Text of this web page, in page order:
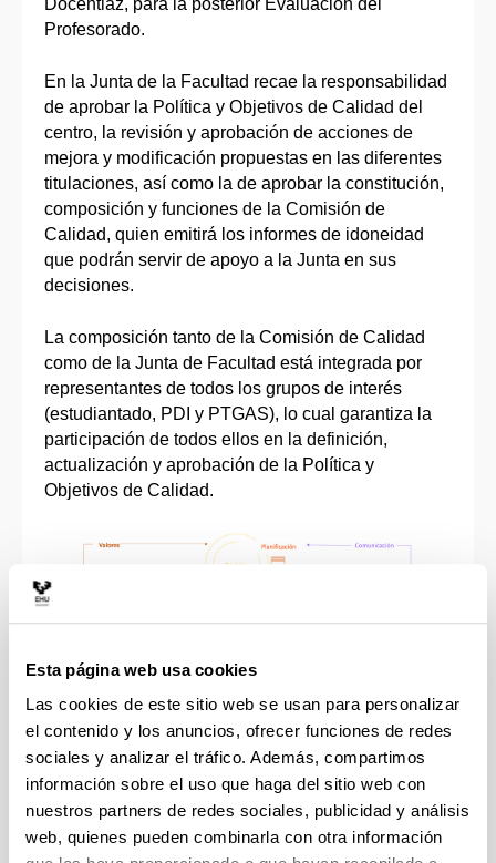
Esta página web usa cookies
Las cookies de este sitio web se usan para personalizar
el contenido y los anuncios, ofrecer funciones de redes
sociales y analizar el tráfico. Además, compartimos
información sobre el uso que haga del sitio web con
nuestros partners de redes sociales, publicidad y análisis
web, quienes pueden combinarla con otra información
Profesorado.
En la Junta de la Facultad recae la responsabilidad
de aprobar la Política y Objetivos de Calidad del
centro, la revisión y aprobación de acciones de
mejora y modificación propuestas en las diferentes
titulaciones, así como la de aprobar la constitución,
composición y funciones de la Comisión de
Calidad, quien emitirá los informes de idoneidad
que podrán servir de apoyo a la Junta en sus
decisiones.
La composición tanto de la Comisión de Calidad
como de la Junta de Facultad está integrada por
representantes de todos los grupos de interés
(estudiantado, PDI y PTGAS), lo cual garantiza la
participación de todos ellos en la definición,
actualización y aprobación de la Política y
Objetivos de Calidad.
En este marco la Facultad de Medicina y
Enfermería ha definido los siguientes objetivos de
calidad: